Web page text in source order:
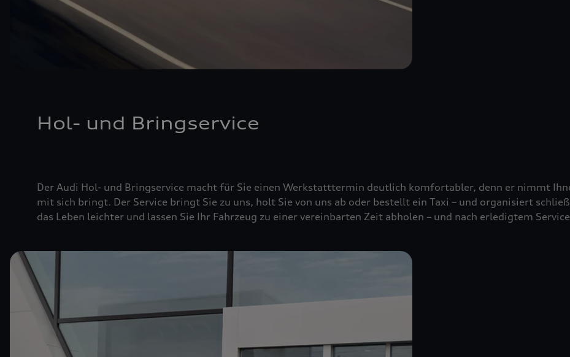
Hol- und Bringservice
Der Audi Hol- und Bringservice macht für Sie einen Werkstatttermin deutlich komfortabler, denn er nimmt
mit sich bringt. Der Service bringt Sie zu uns, holt Sie von uns ab oder bestellt ein Taxi – und organisiert
das Leben leichter und lassen Sie Ihr Fahrzeug zu einer vereinbarten Zeit abholen – und nach erledigtem